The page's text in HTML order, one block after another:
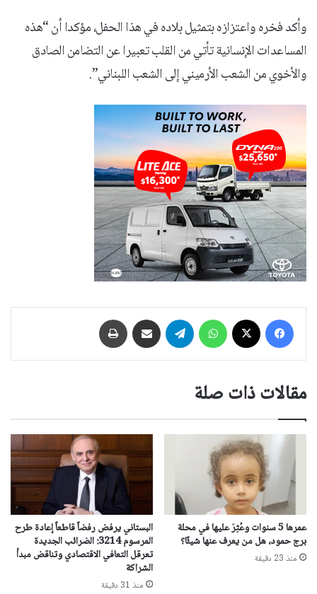
وأكد فخره واعتزازه بتمثيل بلاده في هذا الحفل، مؤكدا أن “هذه
المساعدات الإنسانية تأتي من القلب تعبيرا عن التضامن الصادق
والأخوي من الشعب الأرميني إلى الشعب اللبناني”.
فيسبوك واتساب تيلقرام مشاركة عبر البريد
مقالات ذات صلة
عمرها 5 سنوات وعُثِرَ عليها في محلة
برج حمود، هل من يعرف عنها شيئًا؟
منذ 23 دقيقة
البستاني يرفض رفضاً قاطعاً إعادة طرح
المرسوم 3214: الضرائب الجديدة
تعرقل التعافي الاقتصادي وتناقض مبدأ
الشراكة
منذ 31 دقيقة